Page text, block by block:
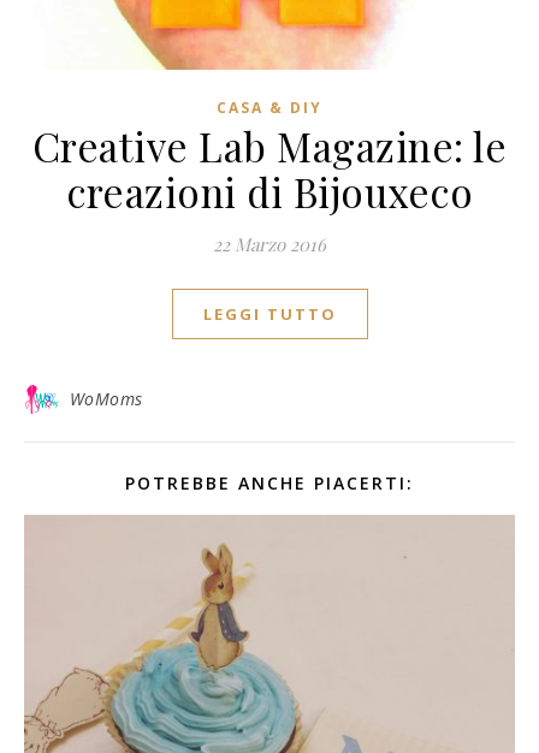
CASA & DIY
Creative Lab Magazine: le
creazioni di Bijouxeco
22 Marzo 2016
LEGGI TUTTO
WoMoms
POTREBBE ANCHE PIACERTI: